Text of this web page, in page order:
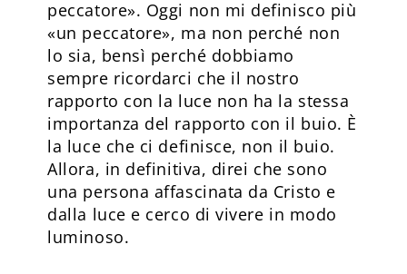
peccatore». Oggi non mi definisco più
«un peccatore», ma non perché non
lo sia, bensì perché dobbiamo
sempre ricordarci che il nostro
rapporto con la luce non ha la stessa
importanza del rapporto con il buio. È
la luce che ci definisce, non il buio.
Allora, in definitiva, direi che sono
una persona affascinata da Cristo e
dalla luce e cerco di vivere in modo
luminoso.